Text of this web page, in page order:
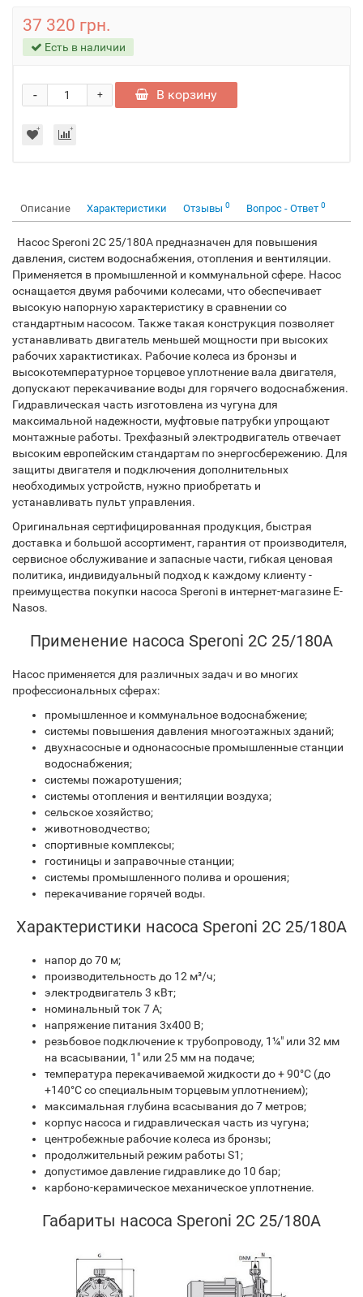
37 320 грн.
Есть в наличии
+
- В корзину
Описание Характеристики Отзывы 0 Вопрос - Ответ 0
Насос Speroni 2C 25/180A предназначен для повышения
давления, систем водоснабжения, отопления и вентиляции.
Применяется в промышленной и коммунальной сфере. Насос
оснащается двумя рабочими колесами, что обеспечивает
высокую напорную характеристику в сравнении со
стандартным насосом. Также такая конструкция позволяет
устанавливать двигатель меньшей мощности при высоких
рабочих характистиках. Рабочие колеса из бронзы и
высокотемпературное торцевое уплотнение вала двигателя,
допускают перекачивание воды для горячего водоснабжения.
Гидравлическая часть изготовлена из чугуна для
максимальной надежности, муфтовые патрубки упрощают
монтажные работы. Трехфазный электродвигатель отвечает
высоким европейским стандартам по энергосбережению. Для
защиты двигателя и подключения дополнительных
необходимых устройств, нужно приобретать и
устанавливать пульт управления.
Оригинальная сертифицированная продукция, быстрая
доставка и большой ассортимент, гарантия от производителя,
сервисное обслуживание и запасные части, гибкая ценовая
политика, индивидуальный подход к каждому клиенту -
преимущества покупки насоса Speroni в интернет-магазине E-
Nasos.
Применение насоса Speroni 2C 25/180A
Насос применяется для различных задач и во многих
профессиональных сферах:
промышленное и коммунальное водоснабжение;
системы повышения давления многоэтажных зданий;
двухнасосные и однонасосные промышленные станции
водоснабжения;
системы пожаротушения;
системы отопления и вентиляции воздуха;
сельское хозяйство;
животноводчество;
спортивные комплексы;
гостиницы и заправочные станции;
системы промышленного полива и орошения;
перекачивание горячей воды.
Характеристики насоса Speroni 2C 25/180A
напор до 70 м;
производительность до 12 м³/ч;
электродвигатель 3 кВт;
номинальный ток 7 A;
напряжение питания 3х400 В;
резьбовое подключение к трубопроводу, 1¼" или 32 мм
на всасывании, 1" или 25 мм на подаче;
температура перекачиваемой жидкости до + 90°C (до
+140°C со специальным торцевым уплотнением);
максимальная глубина всасывания до 7 метров;
корпус насоса и гидравлическая часть из чугуна;
центробежные рабочие колеса из бронзы;
продолжительный режим работы S1;
допустимое давление гидравлике до 10 бар;
карбоно-керамическое механическое уплотнение.
Габариты насоса Speroni 2C 25/180A